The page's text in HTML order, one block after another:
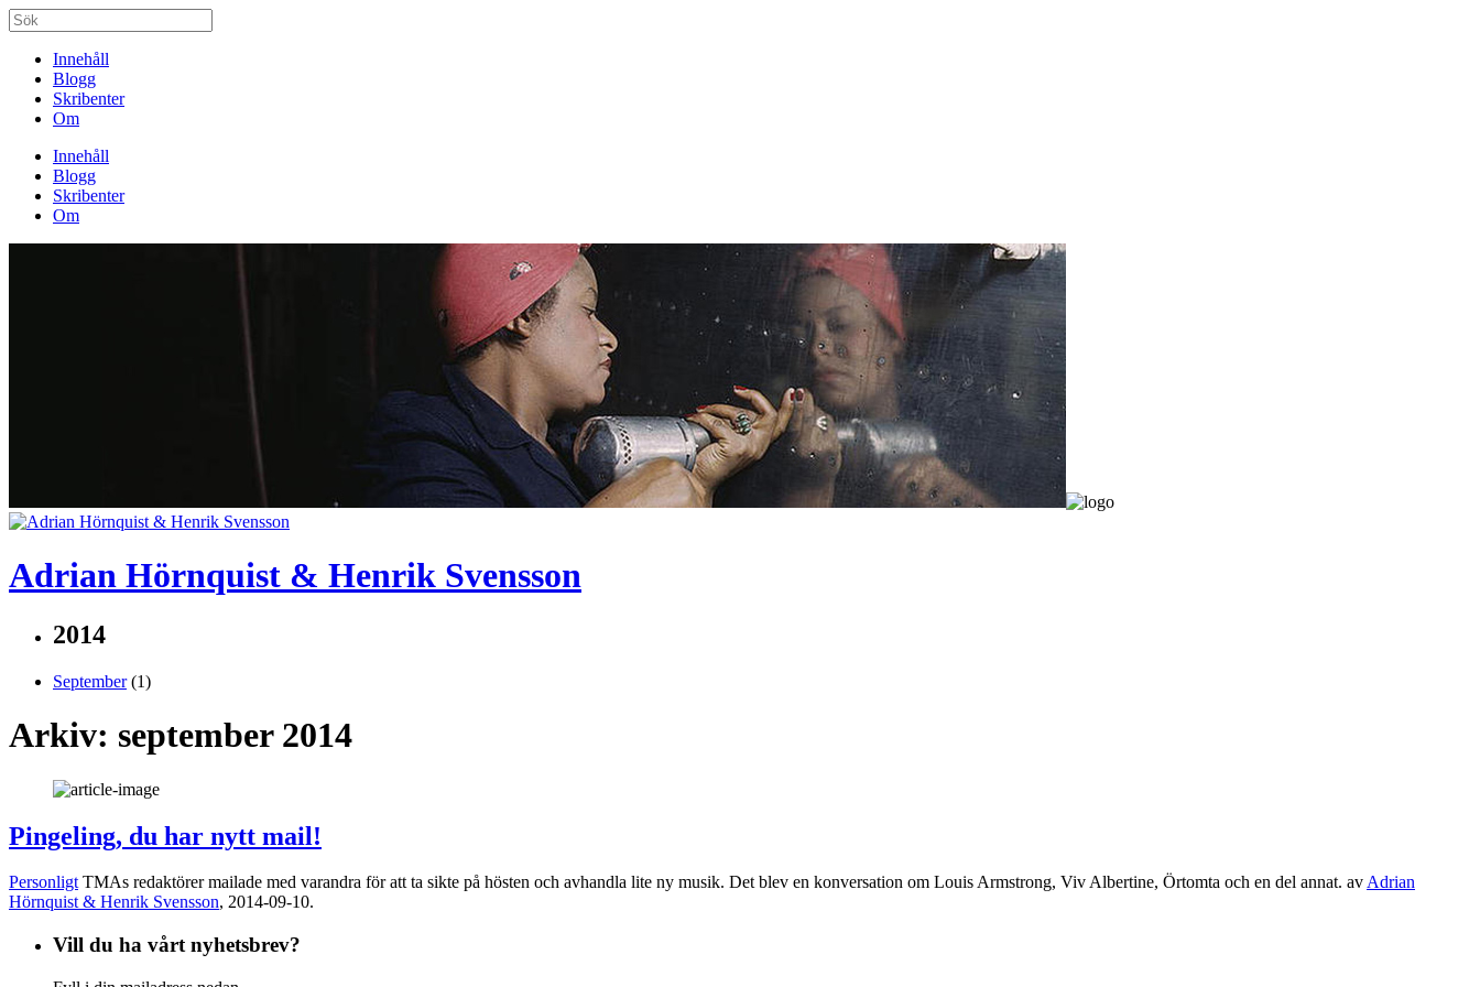
Innehåll
Blogg
Skribenter
Om
Innehåll
Blogg
Skribenter
Om
Adrian Hörnquist & Henrik Svensson
2014
September (1)
Arkiv: september 2014
Pingeling, du har nytt mail!
PersonligtTMAs redaktörer mailade med varandra för att ta sikte på hösten och avhandla lite ny musik. Det blev en konversation om Louis Armstrong, Viv Albertine, Örtomta och en del annat. avAdrian
Hörnquist & Henrik Svensson, 2014-09-10.
Vill du ha vårt nyhetsbrev?